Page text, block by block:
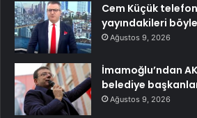
Cem Küçük
yayındakileri
Ağustos 9, 2026
İmamoğlu’ndan
belediye
Ağustos 9, 2026